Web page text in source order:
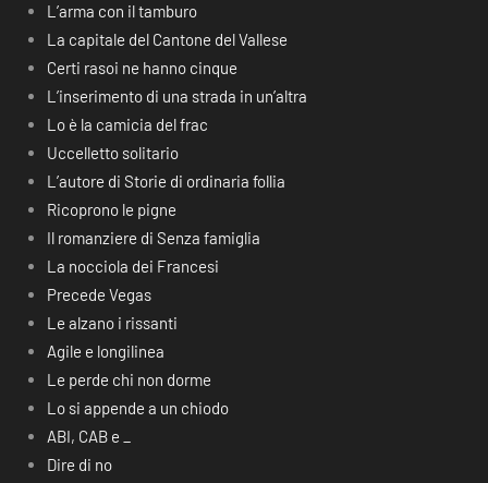
L’arma con il tamburo
La capitale del Cantone del Vallese
Certi rasoi ne hanno cinque
L’inserimento di una strada in un’altra
Lo è la camicia del frac
Uccelletto solitario
L’autore di Storie di ordinaria follia
Ricoprono le pigne
Il romanziere di Senza famiglia
La nocciola dei Francesi
Precede Vegas
Le alzano i rissanti
Agile e longilinea
Le perde chi non dorme
Lo si appende a un chiodo
ABI, CAB e _
Dire di no